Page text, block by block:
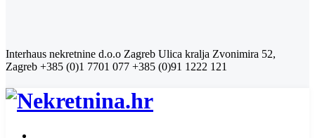
Interhaus nekretnine d.o.o Zagreb Ulica kralja Zvonimira 52,
Zagreb +385 (0)1 7701 077 +385 (0)91 1222 121